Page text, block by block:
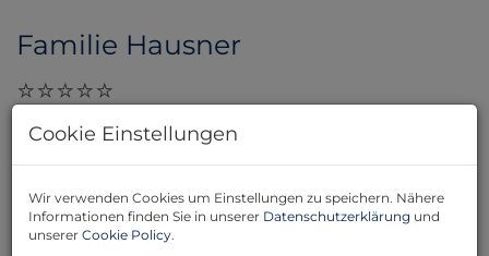
Familie Hausner
28.11.2023, 17:04
wie Sie sollte es öfters geben !!!!!!!!! Liebe Grüße Familie
Hausner
Cookie Einstellungen
Wir verwenden Cookies um Einstellungen zu speichern. Nähere
Informationen finden Sie in unserer Datenschutzerklärung und
unserer Cookie Policy.